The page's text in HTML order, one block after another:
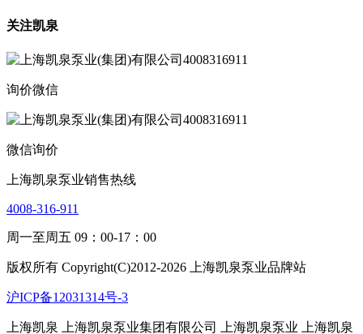
关注凯泉
询价微信
微信询价
上海凯泉泵业销售热线
4008-316-911
周一至周五 09：00-17：00
版权所有 Copyright(C)2012-2026 上海凯泉泵业品牌站
沪ICP备12031314号-3
上海凯泉 上海凯泉泵业集团有限公司 上海凯泉泵业 上海凯泉